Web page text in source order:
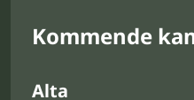
Kommende
Alta